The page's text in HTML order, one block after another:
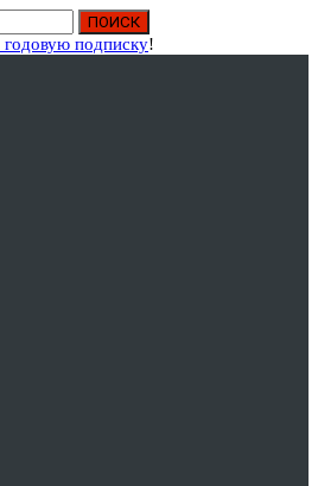
годовую подписку!